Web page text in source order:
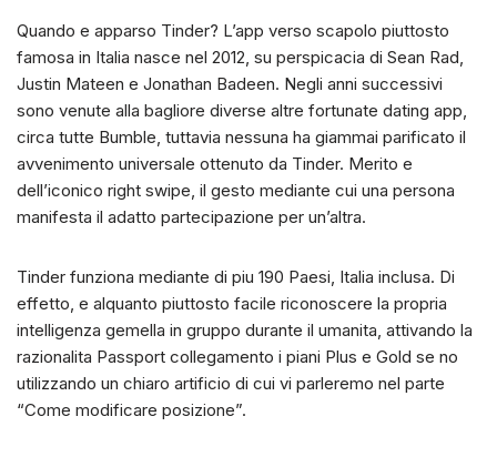
Quando e apparso Tinder? L’app verso scapolo piuttosto
famosa in Italia nasce nel 2012, su perspicacia di Sean Rad,
Justin Mateen e Jonathan Badeen. Negli anni successivi
sono venute alla bagliore diverse altre fortunate dating app,
circa tutte Bumble, tuttavia nessuna ha giammai parificato il
avvenimento universale ottenuto da Tinder. Merito e
dell’iconico right swipe, il gesto mediante cui una persona
manifesta il adatto partecipazione per un’altra.
Tinder funziona mediante di piu 190 Paesi, Italia inclusa. Di
effetto, e alquanto piuttosto facile riconoscere la propria
intelligenza gemella in gruppo durante il umanita, attivando la
razionalita Passport collegamento i piani Plus e Gold se no
utilizzando un chiaro artificio di cui vi parleremo nel parte
“Come modificare posizione”.